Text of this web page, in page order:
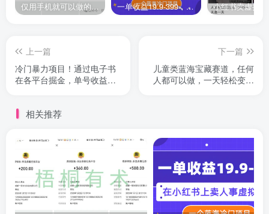
仅用手机就可以做的小项目，当天就能见钱，每天100-300 一单收益19.9-399，一个蓝海冷门项目，在小红书上卖人事虚拟资料
上一篇
冷门暴力项目！通过电子书
在各平台掘金，单号收益
下一篇
儿童类蓝海宝藏赛道，任何
人都可以做，一天轻松变现
相关推荐